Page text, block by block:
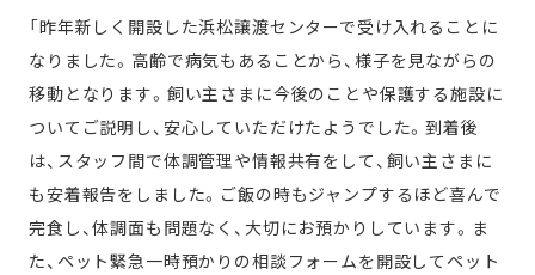
「昨年新しく開設した浜松譲渡センターで受け入れることに
なりました。高齢で病気もあることから、様子を見ながらの
移動となります。飼い主さまに今後のことや保護する施設に
ついてご説明し、安心していただけたようでした。到着後
は、スタッフ間で体調管理や情報共有をして、飼い主さまに
も安着報告をしました。ご飯の時もジャンプするほど喜んで
完食し、体調面も問題なく、大切にお預かりしています。ま
た、ペット緊急一時預かりの相談フォームを開設してペット